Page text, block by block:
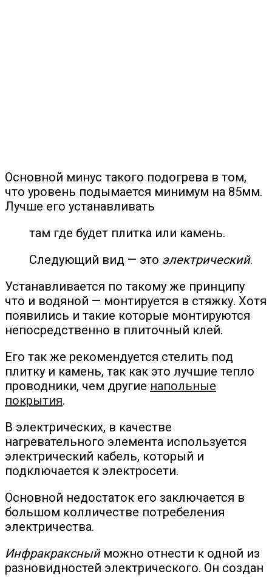
Основной минус такого подогрева в том,
что уровень подымается минимум на 85мм.
Лучше его устанавливать
там где будет плитка или камень.
Следующий вид — это электрический.
Устанавливается по такому же принципу
что и водяной — монтируется в стяжку. Хотя
появились и такие которые монтируются
непосредственно в плиточный клей.
Его так же рекомендуется стелить под
плитку и камень, так как это лучшие тепло
проводники, чем другие напольные
покрытия.
В электрических, в качестве
нагревательного элемента используется
электрический кабель, который и
подключается к электросети.
Основной недостаток его заключается в
большом колличестве потребеления
электричества.
Инфракраксный можно отнести к одной из
разновидностей электрического. Он создан